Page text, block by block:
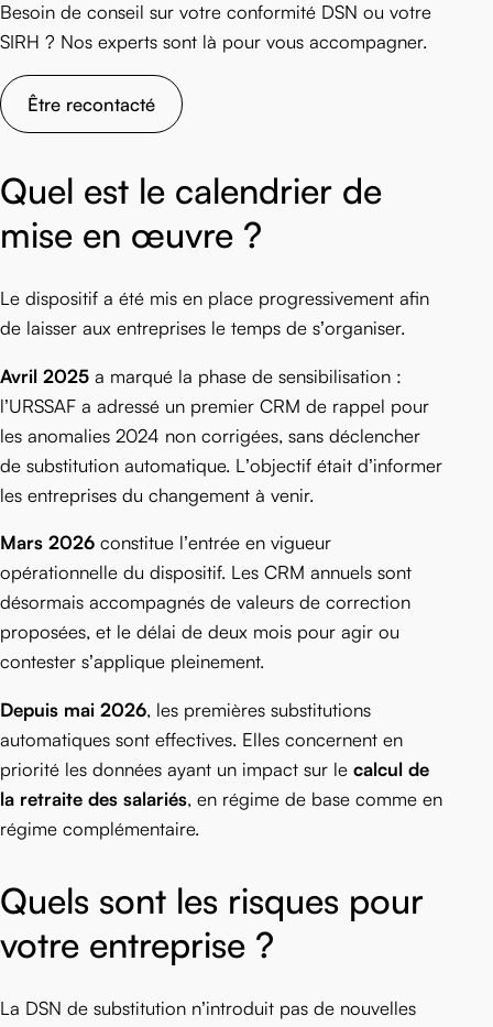
Besoin de conseil sur votre conformité DSN ou votre
SIRH ? Nos experts sont là pour vous accompagner.
Être recontacté
Quel est le calendrier de
mise en œuvre ?
Le dispositif a été mis en place progressivement afin
de laisser aux entreprises le temps de s’organiser.
Avril 2025 a marqué la phase de sensibilisation :
l’URSSAF a adressé un premier CRM de rappel pour
les anomalies 2024 non corrigées, sans déclencher
de substitution automatique. L’objectif était d’informer
les entreprises du changement à venir.
Mars 2026 constitue l’entrée en vigueur
opérationnelle du dispositif. Les CRM annuels sont
désormais accompagnés de valeurs de correction
proposées, et le délai de deux mois pour agir ou
contester s’applique pleinement.
Depuis mai 2026, les premières substitutions
automatiques sont effectives. Elles concernent en
priorité les données ayant un impact sur le calcul de
la retraite des salariés, en régime de base comme en
régime complémentaire.
Quels sont les risques pour
votre entreprise ?
La DSN de substitution n’introduit pas de nouvelles